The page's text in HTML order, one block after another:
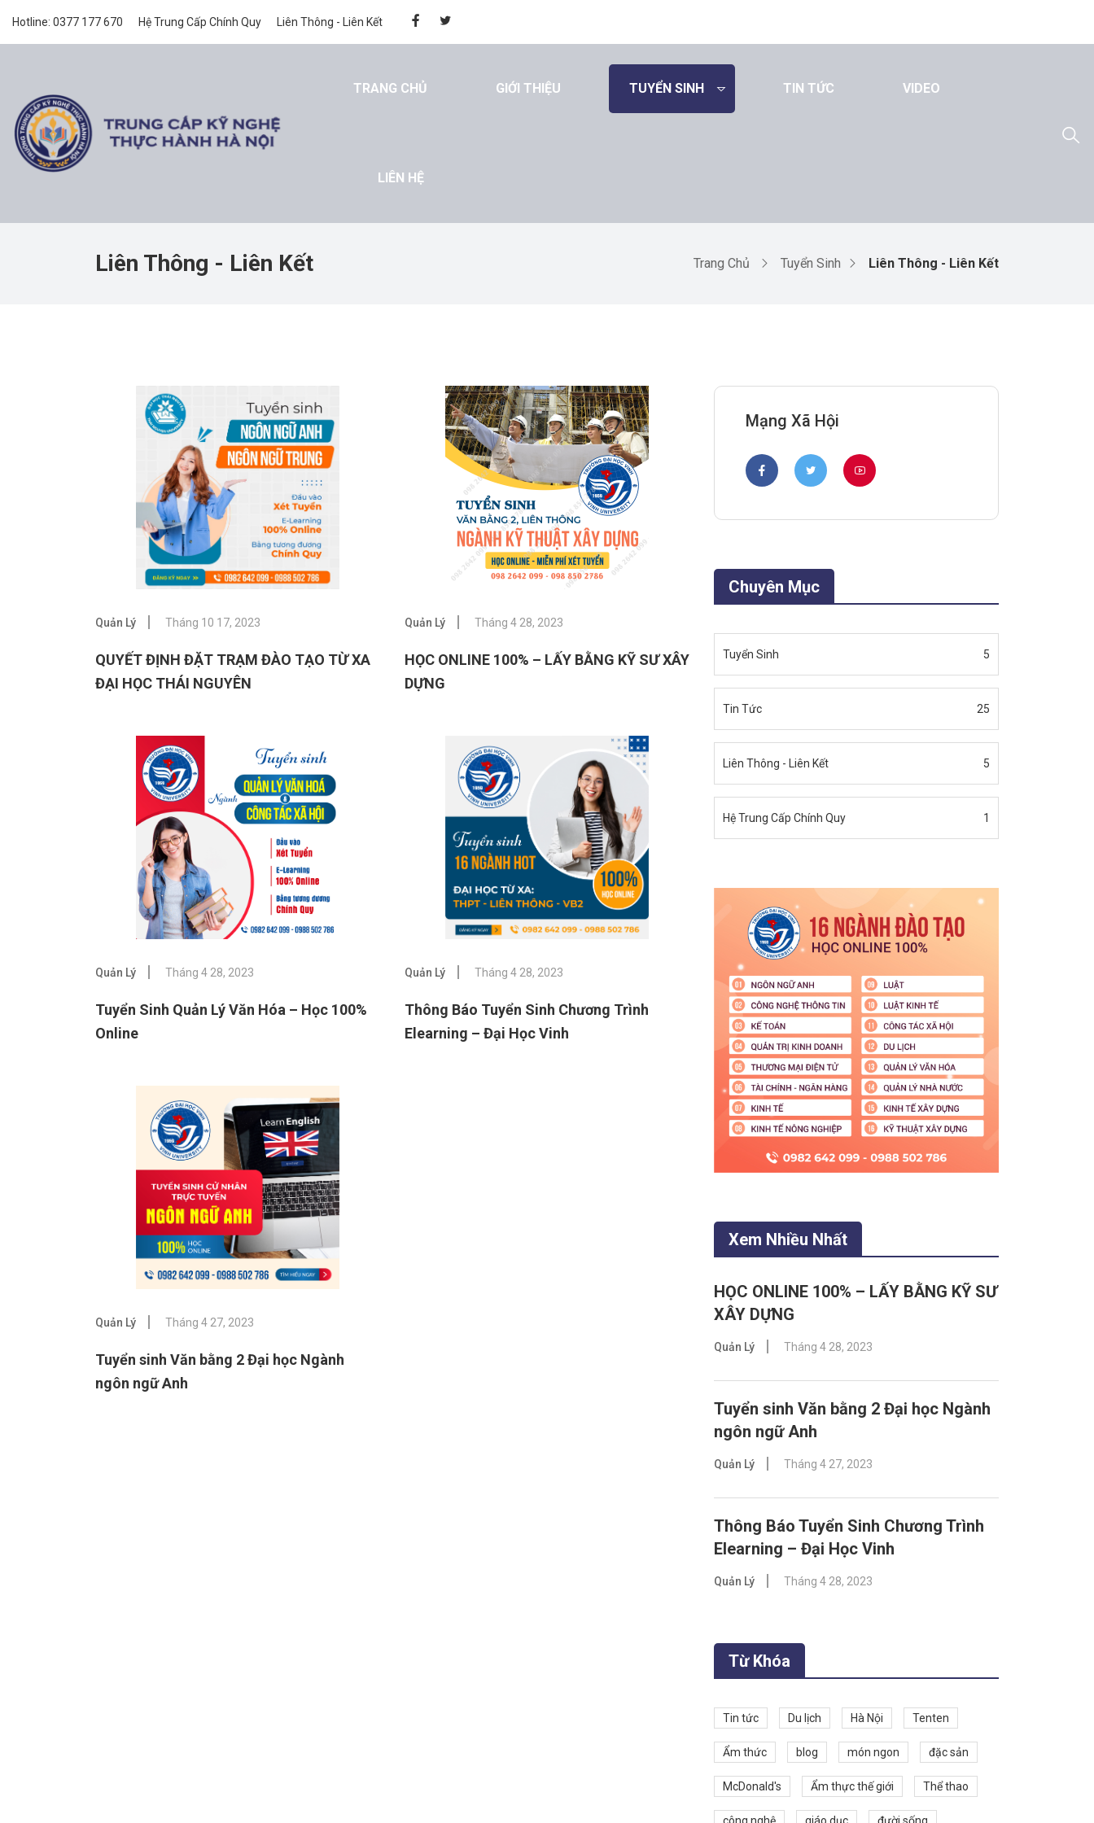
Hotline: 0377 177 670 Hệ Trung Cấp Chính Quy Liên Thông - Liên Kết
TRANG CHỦ GIỚI THIỆU TUYỂN SINH TIN TỨC VIDEO
LIÊN HỆ
Liên Thông - Liên Kết Trang Chủ Tuyển Sinh Liên Thông - Liên Kết
Quản Lý Tháng 10 17, 2023
QUYẾT ĐỊNH ĐẶT TRẠM ĐÀO TẠO TỪ XA
ĐẠI HỌC THÁI NGUYÊN
Quản Lý Tháng 4 28, 2023
HỌC ONLINE 100% – LẤY BẰNG KỸ SƯ XÂY
DỰNG
Quản Lý Tháng 4 28, 2023
Tuyển Sinh Quản Lý Văn Hóa – Học 100%
Online
Quản Lý Tháng 4 28, 2023
Thông Báo Tuyển Sinh Chương Trình
Elearning – Đại Học Vinh
Quản Lý Tháng 4 27, 2023
Tuyển sinh Văn bằng 2 Đại học Ngành
ngôn ngữ Anh
Mạng Xã Hội
Chuyên Mục
Tuyển Sinh 5
Tin Tức 25
Liên Thông - Liên Kết 5
Hệ Trung Cấp Chính Quy 1
Xem Nhiều Nhất
HỌC ONLINE 100% – LẤY BẰNG KỸ SƯ
XÂY DỰNG
Quản Lý Tháng 4 28, 2023
Tuyển sinh Văn bằng 2 Đại học Ngành
ngôn ngữ Anh
Quản Lý Tháng 4 27, 2023
Thông Báo Tuyển Sinh Chương Trình
Elearning – Đại Học Vinh
Quản Lý Tháng 4 28, 2023
Từ Khóa
Tin tức Du lịch Hà Nội Tenten
Ẩm thức blog món ngon đặc sản
McDonald's Ẩm thực thế giới Thể thao